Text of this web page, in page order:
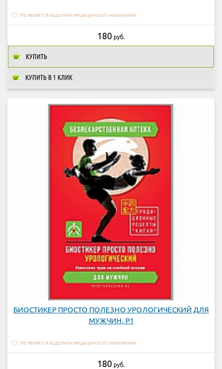
Не является изделием медицинского назначения
КУПИТЬ В 1 КЛИК
180 руб.
КУПИТЬ
БИОСТИКЕР ПРОСТО ПОЛЕЗНО УРОЛОГИЧЕСКИЙ ДЛЯ
МУЖЧИН, P1
Не является изделием медицинского назначения
180 руб.